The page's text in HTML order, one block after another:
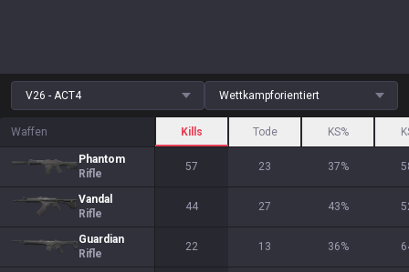
V26 - ACT4 Wettkampforientiert
Waffen Kills Tode KS%
Phantom
Rifle
57 23 37%
Vandal
Rifle
44 27 43%
Guardian
Rifle
22 13 36%